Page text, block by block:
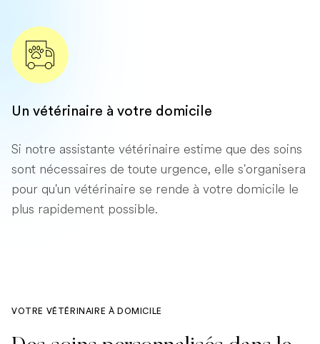
Un vétérinaire à votre domicile
Si notre assistante vétérinaire estime que des soins
sont nécessaires de toute urgence, elle s'organisera
pour qu'un vétérinaire se rende à votre domicile le
plus rapidement possible.
VOTRE VÉTÉRINAIRE À DOMICILE